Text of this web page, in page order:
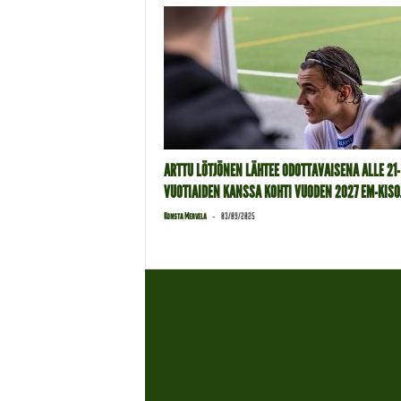
ARTTU LÖTJÖNEN LÄHTEE ODOTTAVAISENA ALLE 21-
VUOTIAIDEN KANSSA KOHTI VUODEN 2027 EM-
Konsta Mervelä - 03/09/2025